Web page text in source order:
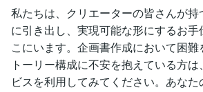
私たちは、クリエーターの皆さんが
に引き出し、実現可能な形にするお手
こにいます。企画書作成において困
トーリー構成に不安を抱えている方
ビスを利用してみてください。あな